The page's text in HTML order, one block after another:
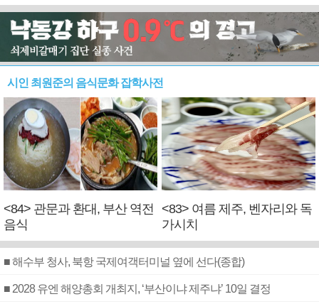
시인 최원준의 음식문화 잡학사전
<84> 관문과 환대, 부산 역전
음식
<83> 여름 제주, 벤자리와 독
가시치
■ 해수부 청사, 북항 국제여객터미널 옆에 선다(종합)
■ 2028 유엔 해양총회 개최지, ‘부산이냐 제주냐’ 10일 결정